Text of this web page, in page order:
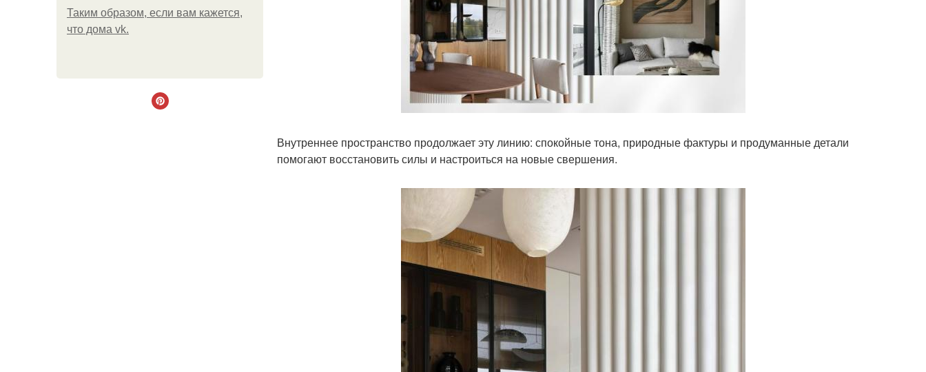
Таким образом, если вам кажется,
что дома vk.
Внутреннее пространство продолжает эту линию: спокойные тона, природные фактуры и продуманные детали
помогают восстановить силы и настроиться на новые свершения.